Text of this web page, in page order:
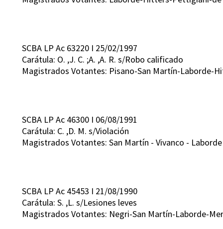
SCBA LP Ac 63220 I 25/02/1997
Carátula: O. ,J. C. ;A. ,A. R. s/Robo calificado
Magistrados Votantes: Pisano-San Martín-Laborde-
SCBA LP Ac 46300 I 06/08/1991
Carátula: C. ,D. M. s/Violación
Magistrados Votantes: San Martín - Vivanco -
SCBA LP Ac 45453 I 21/08/1990
Carátula: S. ,L. s/Lesiones leves
Magistrados Votantes: Negri-San Martín-Laborde-